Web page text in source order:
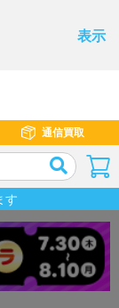
表示
通信買取
す